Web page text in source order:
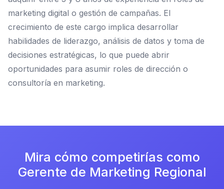
marketing digital o gestión de campañas. El
crecimiento de este cargo implica desarrollar
habilidades de liderazgo, análisis de datos y toma de
decisiones estratégicas, lo que puede abrir
oportunidades para asumir roles de dirección o
consultoría en marketing.
Mira cómo competirías como
Gerente de Marketing Regional